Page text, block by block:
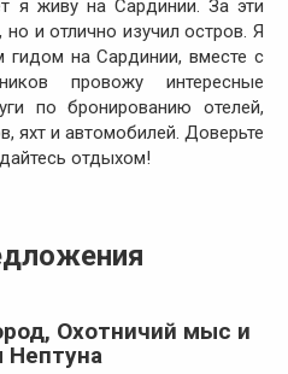
я живу на Сардинии. За эти
и отлично изучил остров. Я
гидом на Сардинии, вместе с
провожу интересные
по бронированию отелей,
яхт и автомобилей. Доверьте
отдыхом!
Охотничий мыс и
Нептуна